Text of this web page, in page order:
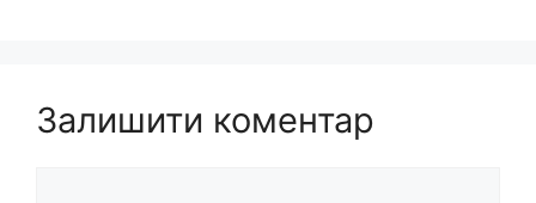
Залишити коментар